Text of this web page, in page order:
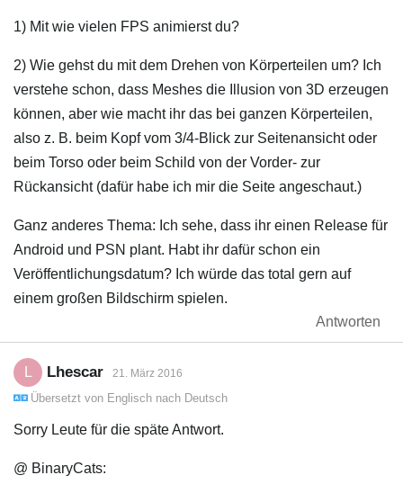
1) Mit wie vielen FPS animierst du?
2) Wie gehst du mit dem Drehen von Körperteilen um? Ich
verstehe schon, dass Meshes die Illusion von 3D erzeugen
können, aber wie macht ihr das bei ganzen Körperteilen,
also z. B. beim Kopf vom 3/4-Blick zur Seitenansicht oder
beim Torso oder beim Schild von der Vorder- zur
Rückansicht (dafür habe ich mir die Seite angeschaut.)
Ganz anderes Thema: Ich sehe, dass ihr einen Release für
Android und PSN plant. Habt ihr dafür schon ein
Veröffentlichungsdatum? Ich würde das total gern auf
einem großen Bildschirm spielen.
Antworten
Lhescar 21. März 2016
Übersetzt von Englisch nach Deutsch
Sorry Leute für die späte Antwort.
@ BinaryCats: